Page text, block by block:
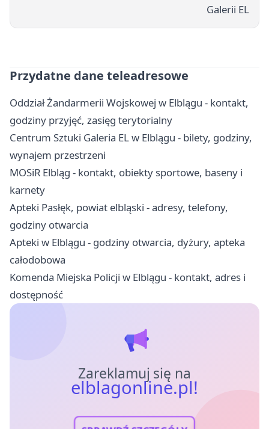
Galerii EL
Przydatne dane teleadresowe
Oddział Żandarmerii Wojskowej w Elblągu - kontakt,
godziny przyjęć, zasięg terytorialny
Centrum Sztuki Galeria EL w Elblągu - bilety, godziny,
wynajem przestrzeni
MOSiR Elbląg - kontakt, obiekty sportowe, baseny i
karnety
Apteki Pasłęk, powiat elbląski - adresy, telefony,
godziny otwarcia
Apteki w Elblągu - godziny otwarcia, dyżury, apteka
całodobowa
Komenda Miejska Policji w Elblągu - kontakt, adres i
dostępność
Zareklamuj się na
elblagonline.pl!